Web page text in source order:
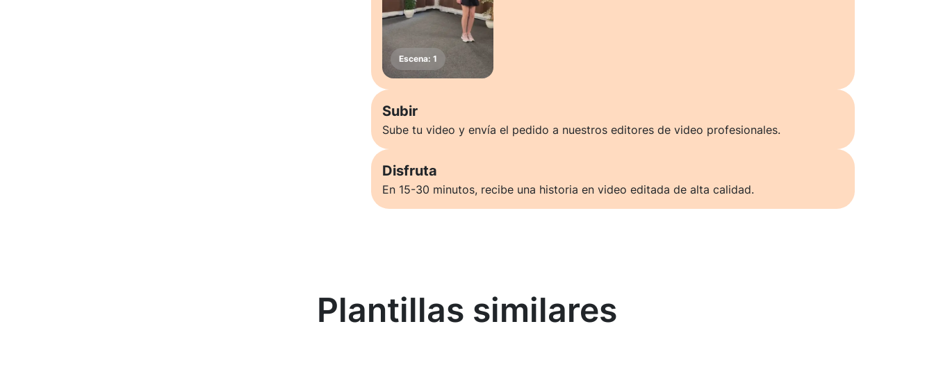
Subir
Sube tu video y envía el pedido a nuestros editores de video profesionales.
Disfruta
En 15-30 minutos, recibe una historia en video editada de alta calidad.
Plantillas similares